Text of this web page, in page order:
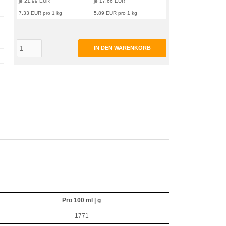
7,33 EUR pro 1 kg 5,89 EUR pro 1 kg
IN DEN WARENKORB
Pro 100 ml | g
1771